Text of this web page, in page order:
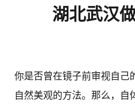
湖北武汉
你是否曾在镜子前审视自己
自然美观的方法。那么，自